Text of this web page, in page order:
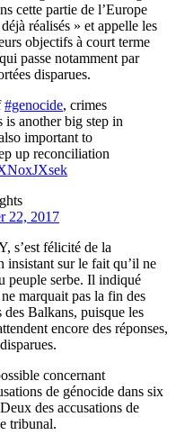
cette partie de l’Europe
réalisés » et appelle les
objectifs à court terme
passe notamment par
disparues.
#genocide, crimes
is another big step in
important to
up reconciliation
22, 2017
s’est félicité de la
sur le fait qu’il ne
peuple serbe. Il indiqué
marquait pas la fin des
Balkans, puisque les
encore des réponses,
concernant
de génocide dans six
des accusations de
tribunal.